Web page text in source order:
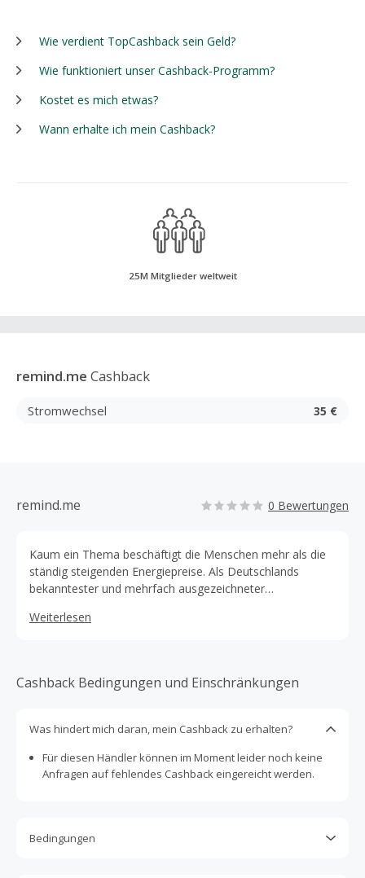
Wie verdient TopCashback sein Geld?
Wie funktioniert unser Cashback-Programm?
Kostet es mich etwas?
Wann erhalte ich mein Cashback?
25M Mitglieder weltweit
remind.me Cashback
Stromwechsel 35 €
remind.me 0 Bewertungen
Kaum ein Thema beschäftigt die Menschen mehr als die
ständig steigenden Energiepreise. Als Deutschlands
bekanntester und mehrfach ausgezeichneter
darum, dass Verbraucher immer die besten und
Blick und wechseln sie zuverlässig zu einem günstigeren
Anbieter. Einmal gewechselt, werden Verträge Jahr für Jahr
mehr kümmern. Ein weiterer Vorteil: Dieser
Weiterlesen
Cashback Bedingungen und Einschränkungen
Was hindert mich daran, mein Cashback zu erhalten?
Für diesen Händler können im Moment leider noch keine
Anfragen auf fehlendes Cashback eingereicht werden.
Bedingungen